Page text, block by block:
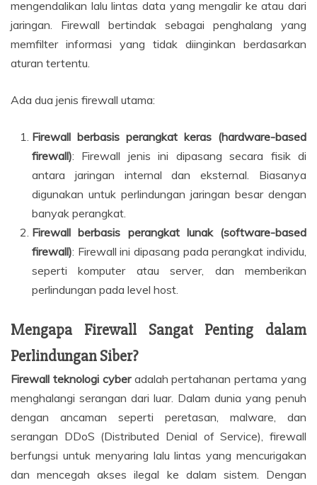
mengendalikan lalu lintas data yang mengalir ke atau dari
jaringan. Firewall bertindak sebagai penghalang yang
memfilter informasi yang tidak diinginkan berdasarkan
aturan tertentu.
Ada dua jenis firewall utama:
Firewall berbasis perangkat keras (hardware-based
firewall): Firewall jenis ini dipasang secara fisik di
antara jaringan internal dan eksternal. Biasanya
digunakan untuk perlindungan jaringan besar dengan
banyak perangkat.
Firewall berbasis perangkat lunak (software-based
firewall): Firewall ini dipasang pada perangkat individu,
seperti komputer atau server, dan memberikan
perlindungan pada level host.
Mengapa Firewall Sangat Penting dalam
Perlindungan Siber?
Firewall teknologi cyberadalah pertahanan pertama yang
menghalangi serangan dari luar. Dalam dunia yang penuh
dengan ancaman seperti peretasan, malware, dan
serangan DDoS (Distributed Denial of Service), firewall
berfungsi untuk menyaring lalu lintas yang mencurigakan
dan mencegah akses ilegal ke dalam sistem. Dengan